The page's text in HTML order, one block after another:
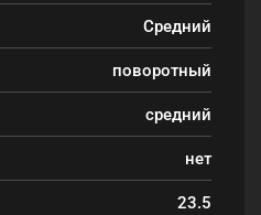
Средний
поворотный
средний
нет
23.5